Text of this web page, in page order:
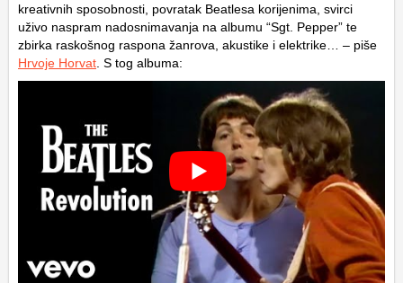
kreativnih sposobnosti, povratak Beatlesa korijenima, svirci
uživo naspram nadosnimavanja na albumu “Sgt. Pepper” te
zbirka raskošnog raspona žanrova, akustike i elektrike… – piše
Hrvoje Horvat . S tog albuma: